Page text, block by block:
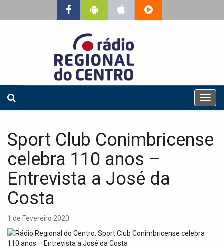
T
o
l
Sport Club Conimbricense
celebra 110 anos –
Entrevista a José da
Costa
1 de Fevereiro 2020